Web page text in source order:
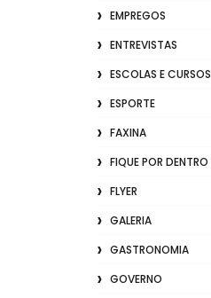
EMPREGOS
ENTREVISTAS
ESCOLAS E CURSOS
ESPORTE
FAXINA
FIQUE POR DENTRO
FLYER
GALERIA
GASTRONOMIA
GOVERNO